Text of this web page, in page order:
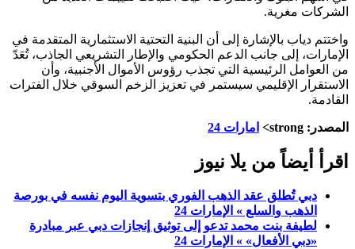
الشركات مغرية.
واختتم دياب بالإشارة إلى أن البنية التحتية الاستثمارية المتقدمة في
الإمارات، إلى جانب الدعم الحكومي والإطار التشريعي الجاذب، تُعَدّ
من العوامل الرئيسية التي تجذب رؤوس الأموال الأجنبية، وأن
الاستقرار الإقليمي سيستمر في تعزيز الزخم السوقي خلال الفترات
القادمة.
المصدر: strong> امارات 24
اقرأ أيضاً من يلا نيوز
دبي تُطلق عقد الذهب الفوري بتسوية اليوم نفسه في بورصة
الذهب والسلع » الإمارات 24
لطيفة بنت محمد تدعو إلى توثيق إنجازات دبي عبر مبادرة
«دبي الأفعال» » الإمارات 24